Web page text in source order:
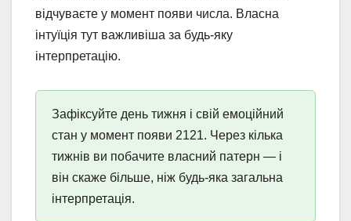
відчуваєте у момент появи числа. Власна
інтуїція тут важливіша за будь-яку
інтерпретацію.
Зафіксуйте день тижня і свій емоційний
стан у момент появи 2121. Через кілька
тижнів ви побачите власний патерн — і
він скаже більше, ніж будь-яка загальна
інтерпретація.